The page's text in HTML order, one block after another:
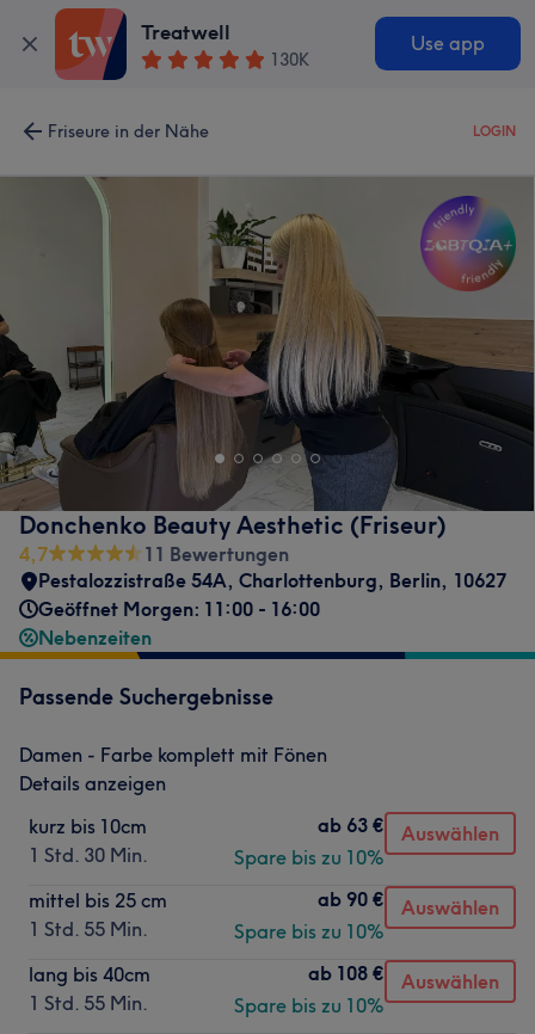
Treatwell
130K
Use app
Friseure in der Nähe LOGIN
Donchenko Beauty Aesthetic (Friseur)
4,7
11 Bewertungen
Pestalozzistraße 54A, Charlottenburg, Berlin, 10627
Geöffnet Morgen: 11:00 - 16:00
Nebenzeiten
Passende Suchergebnisse
Damen - Farbe komplett mit Fönen
Details anzeigen
kurz bis 10cm
1 Std. 30 Min.
ab 63 €
Spare bis zu 10%
Auswählen
mittel bis 25 cm
1 Std. 55 Min.
ab 90 €
Spare bis zu 10%
Auswählen
lang bis 40cm
1 Std. 55 Min.
ab 108 €
Spare bis zu 10%
Auswählen